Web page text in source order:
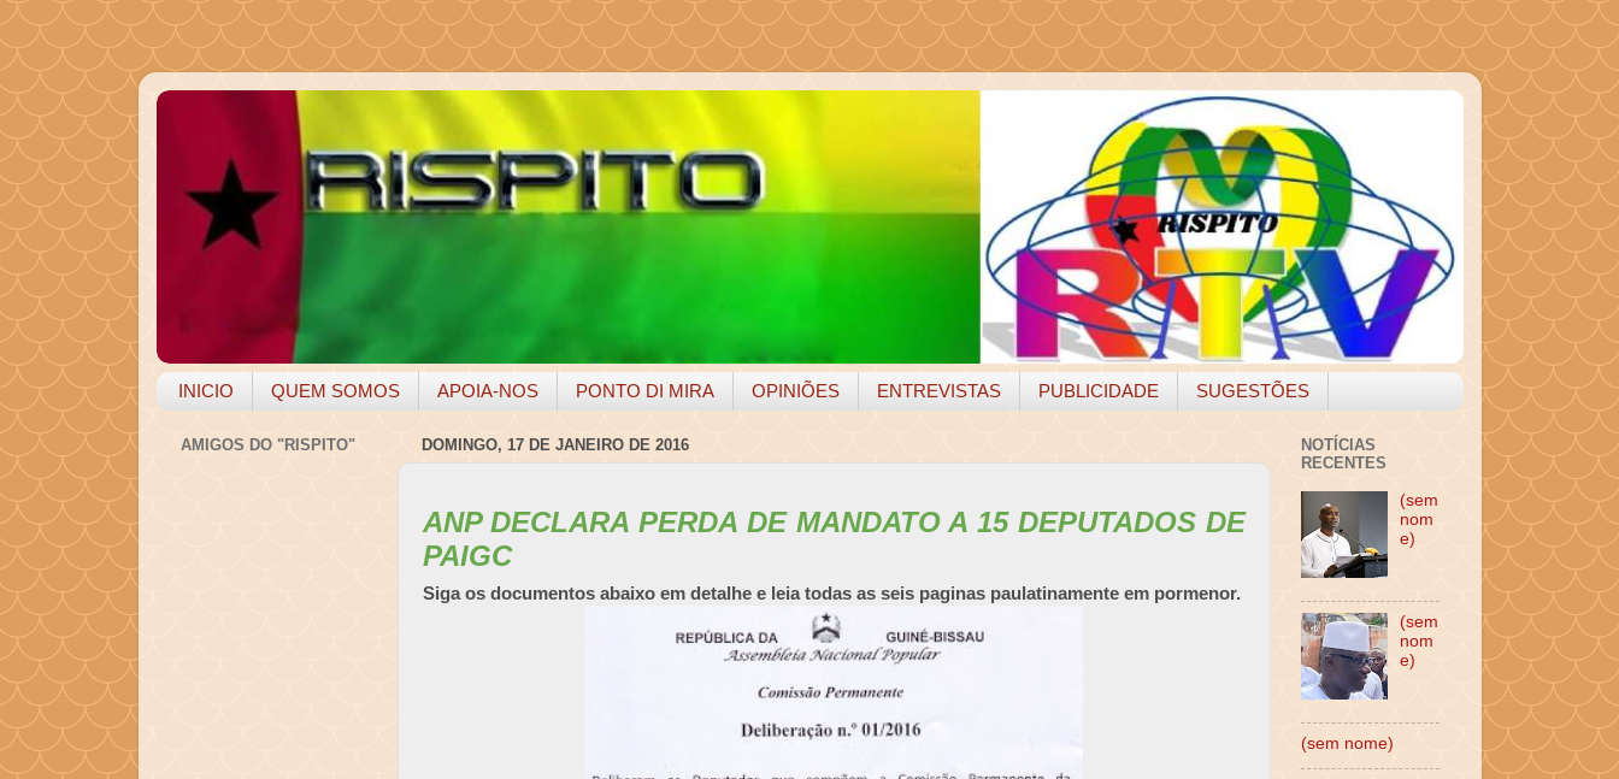
INICIO QUEM SOMOS APOIA-NOS PONTO DI MIRA OPINIÕES ENTREVISTAS PUBLICIDADE SUGESTÕES
DOMINGO, 17 DE JANEIRO DE 2016
ANP DECLARA PERDA DE MANDATO A 15 DEPUTADOS DE
PAIGC
Siga os documentos abaixo em detalhe e leia todas as seis paginas paulatinamente em pormenor.
AMIGOS DO "RISPITO"
NOTÍCIAS
RECENTES
(sem
nom
e)
(sem
nom
e)
(sem nome)